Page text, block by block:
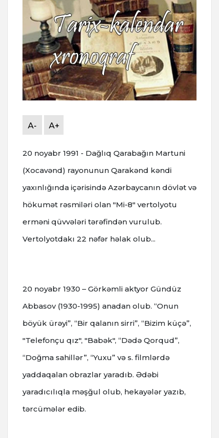
A- A+
20 noyabr 1991 - Dağlıq Qarabağın Martuni
(Xocavənd) rayonunun Qarakənd kəndi
yaxınlığında içərisində Azərbaycanın dövlət və
hökumət rəsmiləri olan "Mi-8" vertolyotu
erməni qüvvələri tərəfindən vurulub.
Vertolyotdakı 22 nəfər həlak olub...
20 noyabr 1930 – Görkəmli aktyor Gündüz
Abbasov (1930-1995) anadan olub. “Onun
böyük ürəyi”, “Bir qalanın sirri”, “Bizim küçə”,
"Telefonçu qız", "Babək", “Dədə Qorqud”,
“Doğma sahillər”, “Yuxu” və s. filmlərdə
yaddaqalan obrazlar yaradıb. Ədəbi
yaradıcılıqla məşğul olub, hekayələr yazıb,
tərcümələr edib.